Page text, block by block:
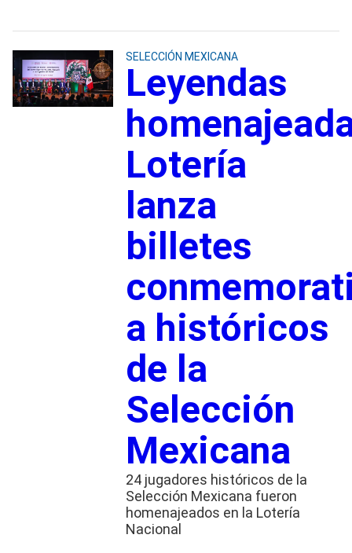
SELECCIÓN MEXICANA
Leyendas
Lotería
lanza
billetes
a históricos
de la
Selección
Mexicana
24 jugadores históricos de la
Selección Mexicana fueron
homenajeados en la Lotería
Nacional